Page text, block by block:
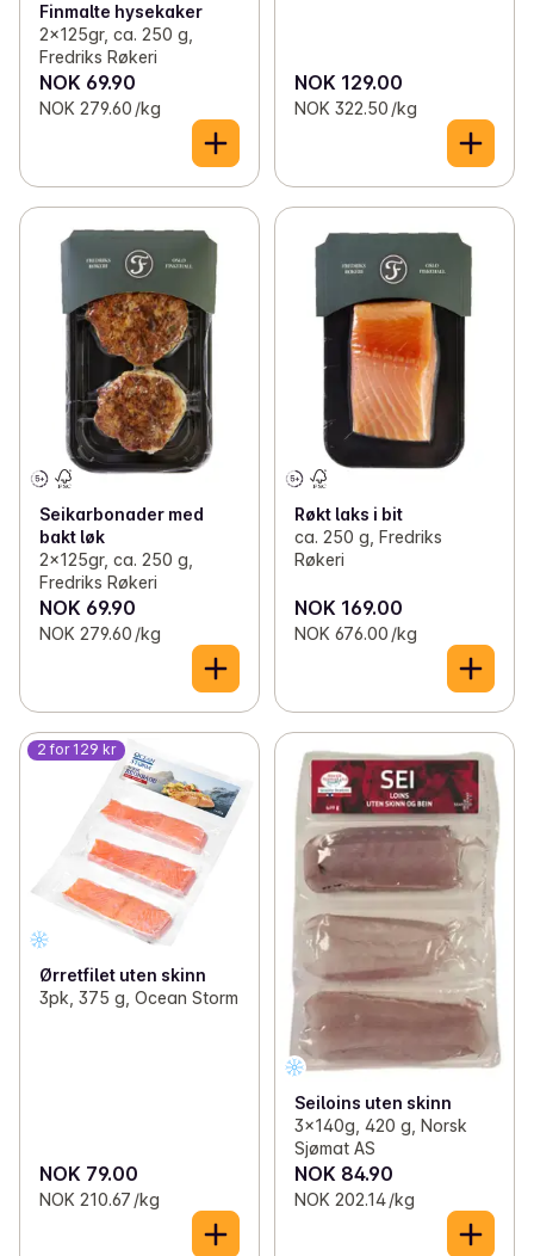
Finmalte hysekaker
2x125gr, ca. 250 g,
Fredriks Røkeri
NOK 69.90
NOK 279.60 /kg
NOK 129.00
NOK 322.50 /kg
Seikarbonader med
bakt løk
2x125gr, ca. 250 g,
Fredriks Røkeri
NOK 69.90
NOK 279.60 /kg
Røkt laks i bit
ca. 250 g, Fredriks
Røkeri
NOK 169.00
NOK 676.00 /kg
2 for 129 kr
Ørretfilet uten skinn
3pk, 375 g, Ocean Storm
NOK 79.00
NOK 210.67 /kg
Seiloins uten skinn
3x140g, 420 g, Norsk
Sjømat AS
NOK 84.90
NOK 202.14 /kg